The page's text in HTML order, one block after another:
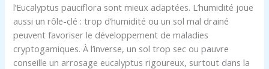
l’Eucalyptus pauciflora sont mieux adaptées. L’humidité joue
aussi un rôle-clé : trop d’humidité ou un sol mal drainé
peuvent favoriser le développement de maladies
cryptogamiques. À l’inverse, un sol trop sec ou pauvre
conseille un arrosage eucalyptus rigoureux, surtout dans la